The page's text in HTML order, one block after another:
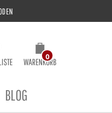
WARENKORB
0
BLOG